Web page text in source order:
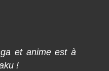
et anime est à
!